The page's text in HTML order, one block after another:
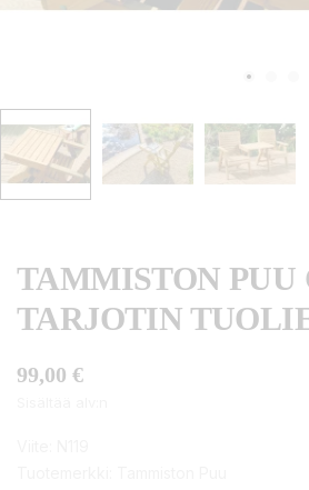
TAMMISTON PUU
TARJOTIN
99,00 €